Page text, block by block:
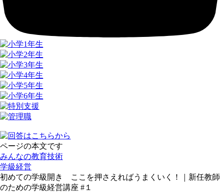
ページの本文です
みんなの教育技術
学級経営
初めての学級開き ここを押さえればうまくいく！｜新任教師
のための学級経営講座 #１